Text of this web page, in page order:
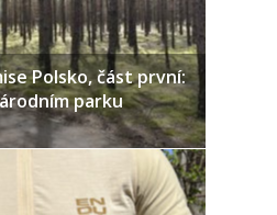
Polsko, část první:
parku